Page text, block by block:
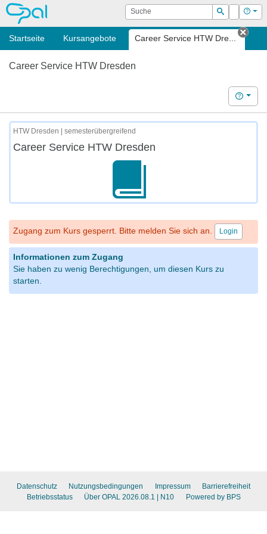
OPAL Suche
Suchen
Login Hilfe
Startseite Kursangebote Career Service HTW Dre...
Tab
Career Service HTW Dresden
Hilfe
HTW Dresden | semesterübergreifend
Career Service HTW Dresden
Zugang zum Kurs gesperrt. Bitte melden Sie sich an. Login
Informationen zum Zugang
Sie haben zu wenig Berechtigungen, um diesen Kurs zu
starten.
Datenschutz Nutzungsbedingungen Impressum
Barrierefreiheit
Betriebsstatus
Über OPAL 2026.08.1 | N10 Powered by BPS